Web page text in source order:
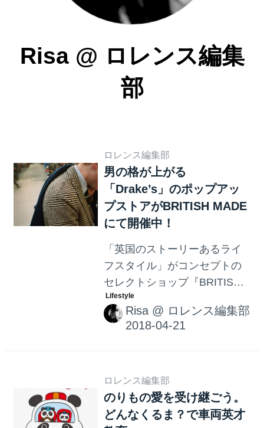
Risa @ ロレンス編集
部
ロレンス編集部
男の格が上がる
「Drake’s」のポップアッ
プストアがBRITISH MADE
にて開催中！
「英国のストーリーあるライ
フスタイル」がコンセプトの
セレクトショップ『BRITISH
MADE』が、大阪店と博多店
にて「Drake’s」のポップアッ
プストアを開催中。
Risa @ ロレンス編集部
ロレンス編集部
のりもの愛を受け継ごう。
どんなくるま？で車両英才